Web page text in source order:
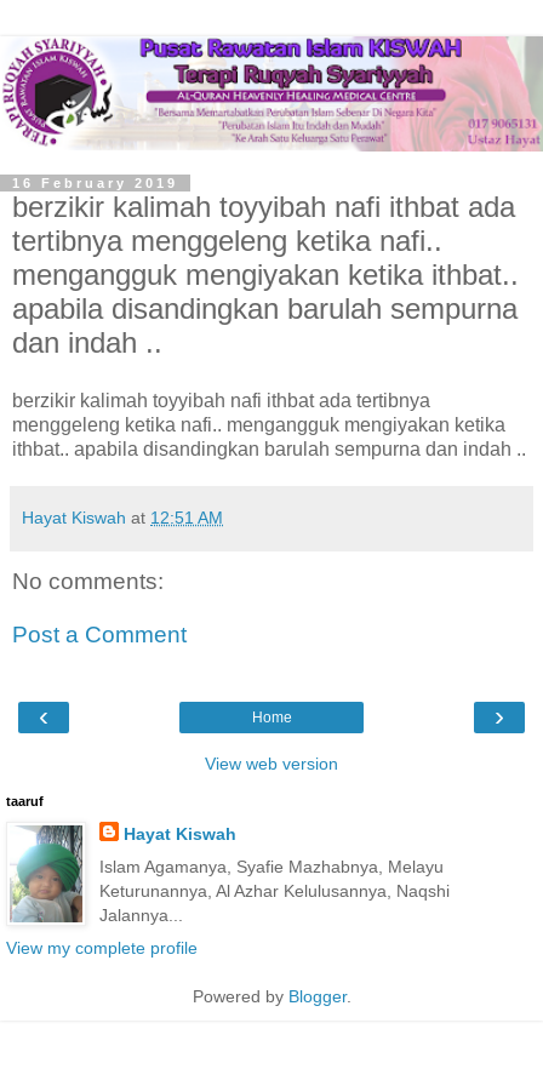
16 February 2019
berzikir kalimah toyyibah nafi ithbat ada
tertibnya menggeleng ketika nafi..
mengangguk mengiyakan ketika ithbat..
apabila disandingkan barulah sempurna
dan indah ..
berzikir kalimah toyyibah nafi ithbat ada tertibnya
menggeleng ketika nafi.. mengangguk mengiyakan ketika
ithbat.. apabila disandingkan barulah sempurna dan indah ..
Hayat Kiswah at 12:51 AM
No comments:
Post a Comment
‹ ›
Home
View web version
taaruf
Hayat Kiswah
Islam Agamanya, Syafie Mazhabnya, Melayu
Keturunannya, Al Azhar Kelulusannya, Naqshi
Jalannya...
View my complete profile
Powered by Blogger.